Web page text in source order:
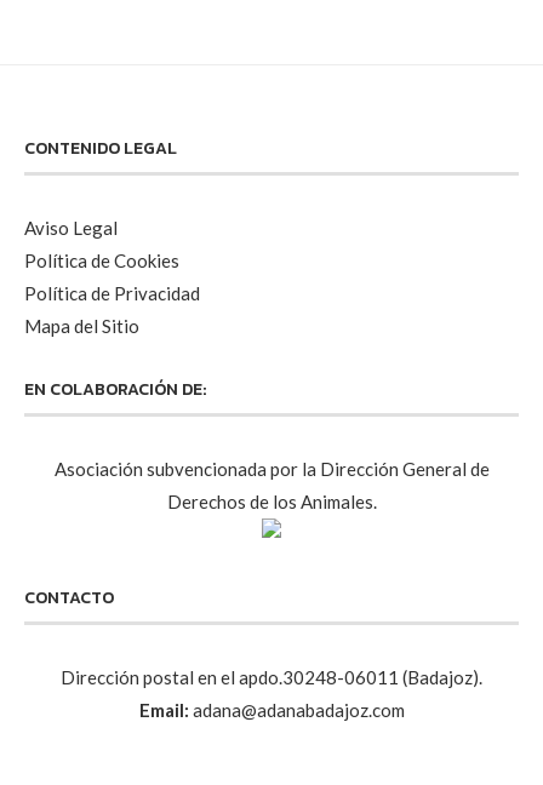
CONTENIDO LEGAL
Aviso Legal
Política de Cookies
Política de Privacidad
Mapa del Sitio
EN COLABORACIÓN DE:
Asociación subvencionada por la Dirección General de
Derechos de los Animales.
CONTACTO
Dirección postal en el apdo.30248-06011 (Badajoz).
Email: adana@adanabadajoz.com